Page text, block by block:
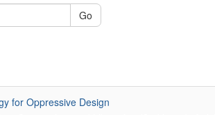
Go
for Oppressive Design